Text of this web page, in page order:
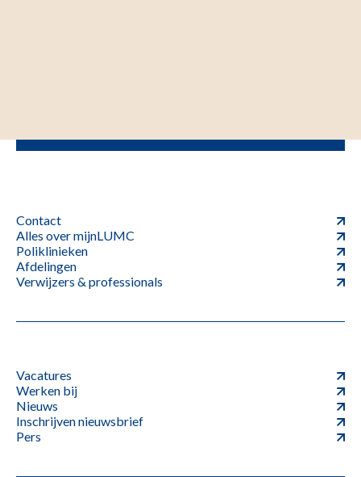
Contact
Alles over mijnLUMC
Poliklinieken
Afdelingen
Verwijzers & professionals
Vacatures
Werken bij
Nieuws
Inschrijven nieuwsbrief
Pers